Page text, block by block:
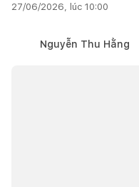
27/06/2026, lúc 10:00
Nguyễn Thu Hằng